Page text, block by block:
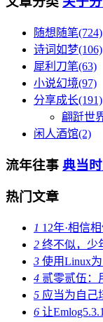
随想随笔(724)
诗词如梦(106)
犀利刀笔(63)
小说幻境(97)
分享成长(191)
翩跹世
闲人酒馆(2)
流年往事 典当
热门文章
1 12年·相信
2 终不似，少
3 使用Linux
4 贰零贰伍：
5 应当为自己
6 让